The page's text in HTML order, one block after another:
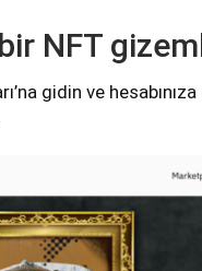
NFT
gidin ve